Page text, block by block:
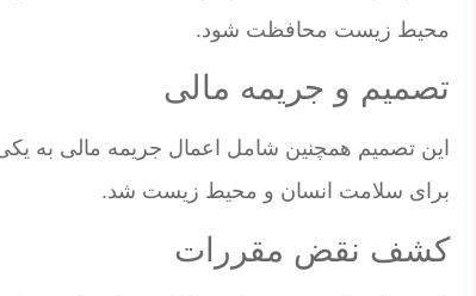
محیط زیست محافظت شود.
تصمیم و جریمه مالی
این تصمیم همچنین شامل اعمال جریمه مالی به
برای سلامت انسان و محیط زیست شد.
کشف نقض مقررات